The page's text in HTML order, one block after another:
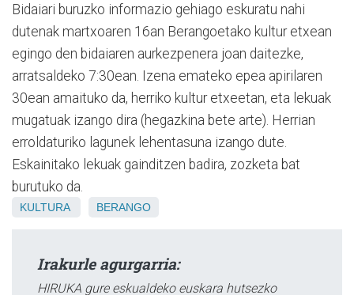
Bidaiari buruzko informazio gehiago eskuratu nahi
dutenak martxoaren 16an Berangoetako kultur etxean
egingo den bidaiaren aurkezpenera joan daitezke,
arratsaldeko 7:30ean. Izena emateko epea apirilaren
30ean amaituko da, herriko kultur etxeetan, eta lekuak
mugatuak izango dira (hegazkina bete arte). Herrian
erroldaturiko lagunek lehentasuna izango dute.
Eskainitako lekuak gainditzen badira, zozketa bat
burutuko da.
KULTURA BERANGO
Irakurle agurgarria:
HIRUKA gure eskualdeko euskara hutsezko